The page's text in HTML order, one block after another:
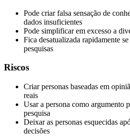
Pode criar falsa sensação de
dados insuficientes
Pode simplificar em excesso a
Fica desatualizada rapidamente
pesquisas
Riscos
Criar personas baseadas em
reais
Usar a persona como argumento
pesquisa
Deixar as personas esquecidas
decisões